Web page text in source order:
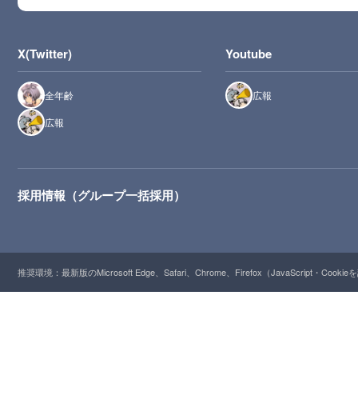
X(Twitter)
全年齢
広報
Youtube
広報
採用情報（グループ一括採用）
推奨環境：最新版のMicrosoft Edge、Safari、Chrome、Firefox（JavaScript・Cookie